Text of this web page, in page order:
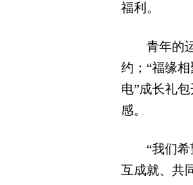
福利。
青年的
约；“福缘
电”成长礼
感。
“我们
互成就、共